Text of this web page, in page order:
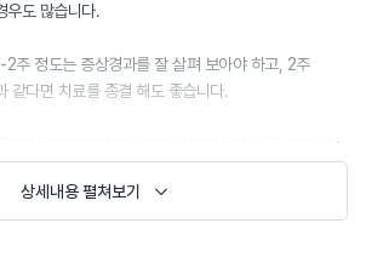
우도 많습니다.
2주 정도는 증상경과를 잘 살펴 보아야 하고, 2주
같다면 치료를 종결 해도 좋습니다.
원치료와 입원치료가 있고, 입원치료의 경우 처음보다
간통, 보행 시 불편 감의 증상이 있을 때 고려할
상세내용 펼쳐보기